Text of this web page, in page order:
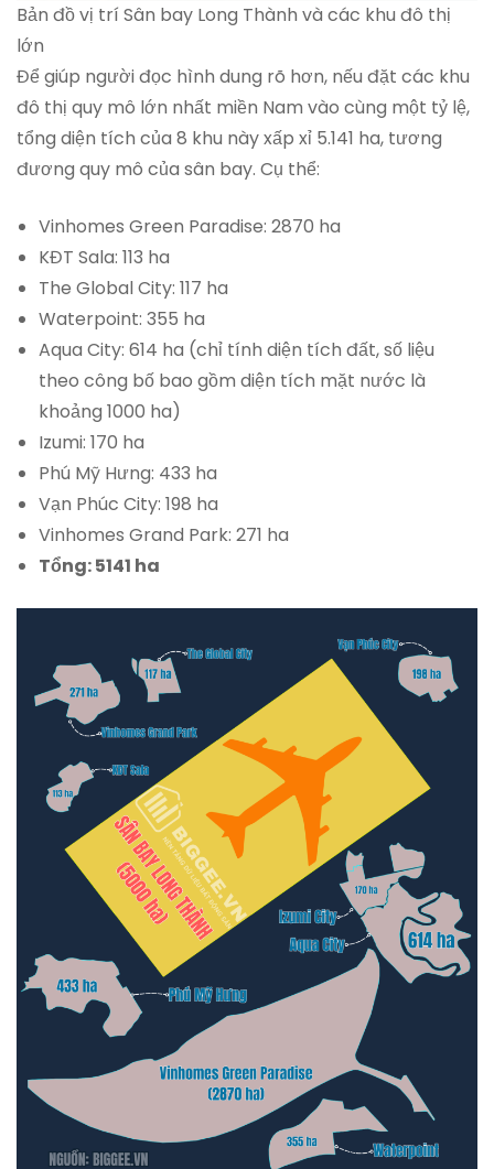
Bản đồ vị trí Sân bay Long Thành và các khu đô thị
lớn
Để giúp người đọc hình dung rõ hơn, nếu đặt các khu
đô thị quy mô lớn nhất miền Nam vào cùng một tỷ lệ,
tổng diện tích của 8 khu này xấp xỉ 5.141 ha, tương
đương quy mô của sân bay. Cụ thể:
Vinhomes Green Paradise: 2870 ha
KĐT Sala: 113 ha
The Global City: 117 ha
Waterpoint: 355 ha
Aqua City: 614 ha (chỉ tính diện tích đất, số liệu
theo công bố bao gồm diện tích mặt nước là
khoảng 1000 ha)
Izumi: 170 ha
Phú Mỹ Hưng: 433 ha
Vạn Phúc City: 198 ha
Vinhomes Grand Park: 271 ha
Tổng: 5141 ha